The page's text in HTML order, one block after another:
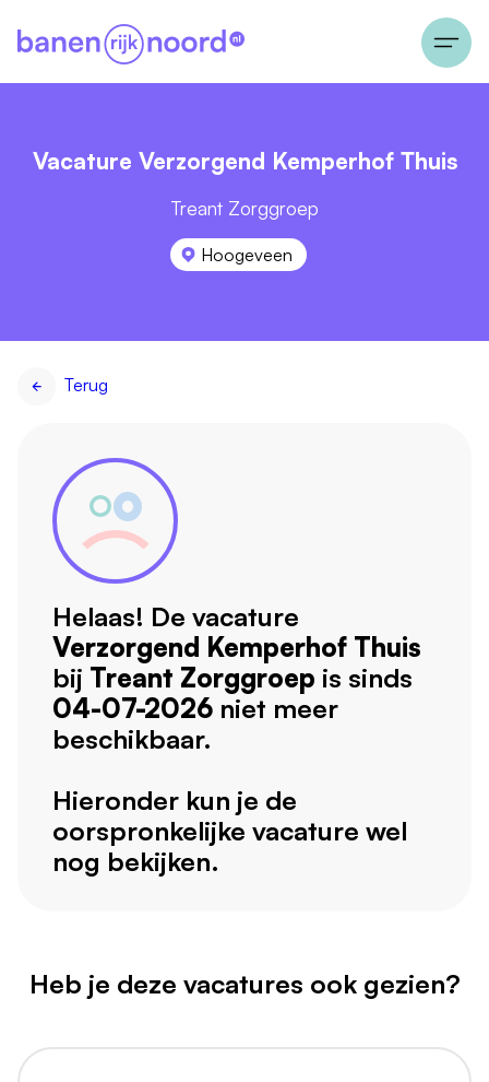
Vacature Verzorgend Kemperhof Thuis
Treant Zorggroep
Hoogeveen
Terug
Helaas! De vacature
Verzorgend Kemperhof Thuis
bij Treant Zorggroep is sinds
04-07-2026 niet meer
beschikbaar.
Hieronder kun je de
oorspronkelijke vacature wel
nog bekijken.
Heb je deze vacatures ook gezien?